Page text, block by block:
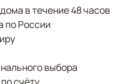
в течение 48 часов
по России
выбора